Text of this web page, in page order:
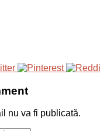
nu va fi publicată.